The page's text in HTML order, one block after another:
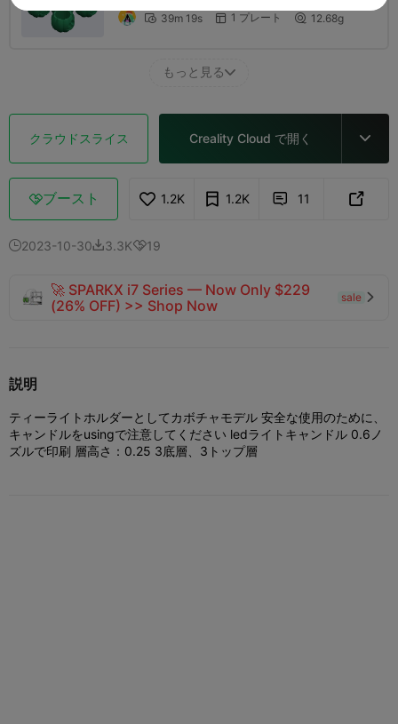
 39m 19s  1 プレート  12.68g
もっと見る
クラウドスライス Creality Cloud で開く 
ブースト 1.2K 1.2K  11 
2023-10-303.3K19
🚀 SPARKX i7 Series — Now Only $229
(26% OFF) >> Shop Now
sale 
説明
ティーライトホルダーとしてカボチャモデル 安全な使用のために、
キャンドルをusingで注意してください ledライトキャンドル 0.6ノ
ズルで印刷 層高さ：0.25 3底層、3トップ層